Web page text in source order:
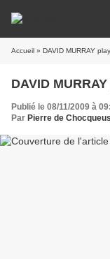
Accueil » DAVID MURRAY
DAVID
Publié le 08/11/2009 à
Par Pierre de